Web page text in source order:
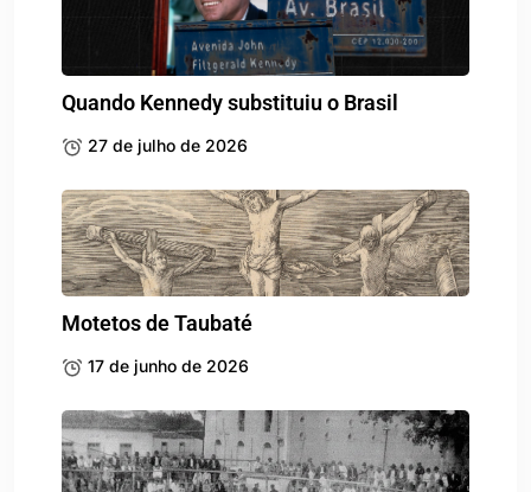
Quando Kennedy substituiu o Brasil
27 de julho de 2026
Motetos de Taubaté
17 de junho de 2026